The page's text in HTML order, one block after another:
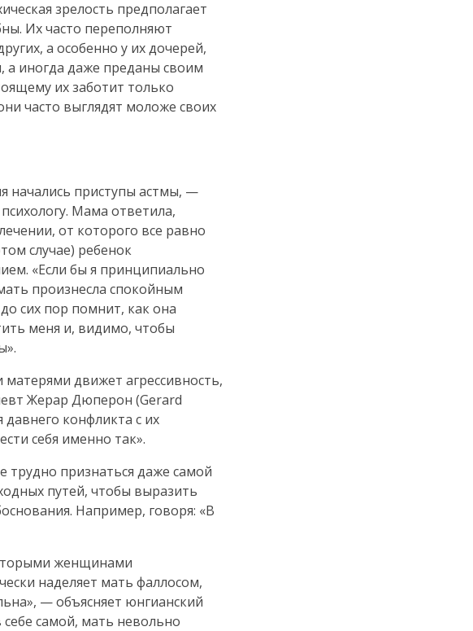
зрелость предполагает
Их часто переполняют
а особенно у их дочерей,
а иногда даже преданы своим
их заботит только
часто выглядят моложе своих
начались приступы астмы, —
Мама ответила,
от которого все равно
случае) ребенок
«Если бы я принципиально
произнесла спокойным
сих пор помнит, как она
меня и, видимо, чтобы
движет агрессивность,
Жерар Дюперон (Gerard
конфликта с их
себя именно так».
признаться даже самой
путей, чтобы выразить
Например, говоря: «В
женщинами
наделяет мать фаллосом,
— объясняет юнгианский
самой, мать невольно